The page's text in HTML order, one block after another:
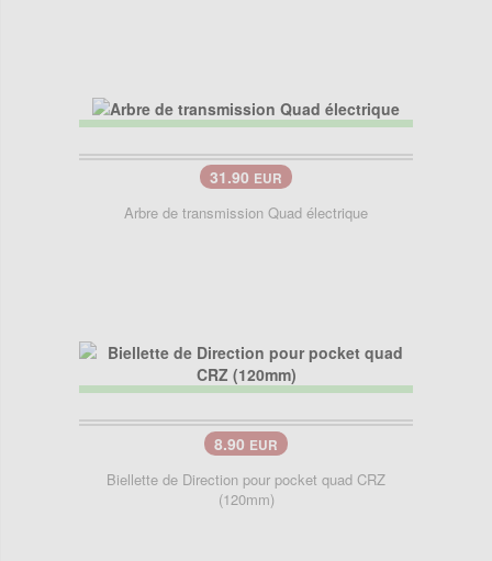
31.90 EUR
Arbre de transmission Quad électrique
8.90 EUR
Biellette de Direction pour pocket quad CRZ
(120mm)